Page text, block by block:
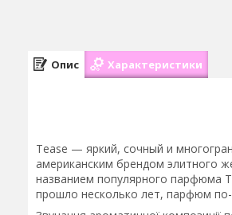
Опис Характеристики
Tease — яркий, сочный и
американским брендом элитного
названием популярного парфюма
прошло несколько лет, парфюм